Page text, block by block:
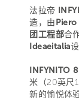
法拉帝
造，由Piero
团工程部合
Ideaeitalia
INFYNITO
米（20英尺
新的愉悦体验